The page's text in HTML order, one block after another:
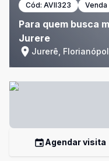
Cód: AVII323 Venda
Para quem busca
Jurere
Jurerê,
Agendar visita